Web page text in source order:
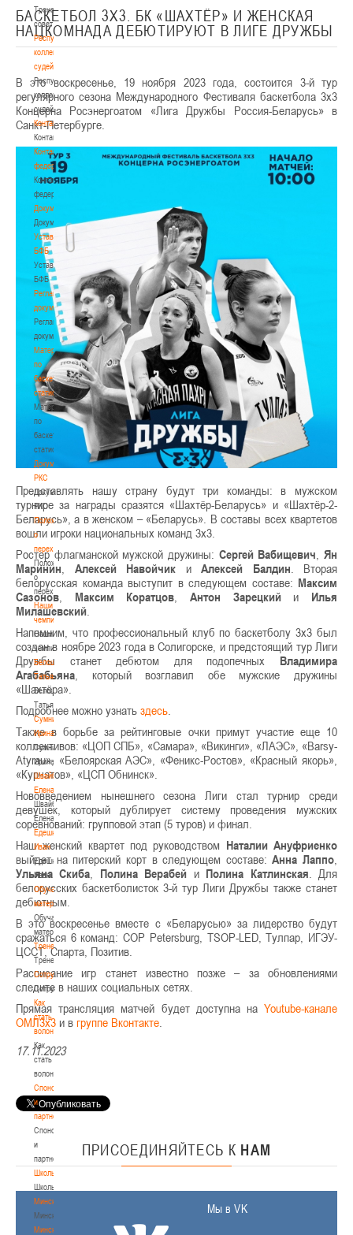
Тренерский
совет
Республиканская
коллегия
судей
Республиканская
коллегия
судей
Контакты
Контакты
Контакты
федерации
Контакты
федерации
Документы
Документы
Устав
БФБ
Устав
БФБ
Регламентирующие
документы
Регламентирующие
документы
Материалы
по
баскетбольной
статистике
Материалы
по
баскетбольной
статистике
Документы
РКС
Документы
РКС
Положение
о
переходах
Положение
о
переходах
Наши
чемпионы
Наши
чемпионы
Белошапко
Татьяна
Белошапко
Татьяна
Сумникова
Ирина
Сумникова
Ирина
Швайбович
Елена
Швайбович
Елена
Едешко
Иван
Едешко
Иван
Обучающие
материалы
Обучающие
материалы
Тренерам
Тренерам
Сотрудничество
Сотрудничество
Как
стать
волонтером
Как
стать
волонтером
Спонсоры
и
партнеры
Спонсоры
и
партнеры
Школы
Школы
Минск
Минск
Минская
БАСКЕТБОЛ 3Х3. БК «ШАХТЁР» И ЖЕНСКАЯ
НАЦКОМНАДА ДЕБЮТИРУЮТ В ЛИГЕ ДРУЖБЫ
В это воскресенье, 19 ноября 2023 года, состоится 3-й тур
регулярного сезона Международного Фестиваля баскетбола 3х3
Концерна Росэнергоатом «Лига Дружбы Россия-Беларусь» в
Санкт-Петербурге.
Представлять нашу страну будут три команды: в мужском
турнире за награды сразятся «Шахтёр-Беларусь» и «Шахтёр-2-
Беларусь», а в женском – «Беларусь». В составы всех квартетов
вошли игроки национальных команд 3х3.
Ростер флагманской мужской дружины: Сергей Вабищевич
Ян
Маринин
Алексей Навойчик и Алексей Балдин . Вторая
белорусская команда выступит в следующем составе: Максим
Сазонов
Максим Коратцов ,Антон Зарецкийи Илья
Милашевский
Напомним, что профессиональный клуб по баскетболу 3х3 был
создан в ноябре 2023 года в Солигорске, и предстоящий тур Лиги
Дружбы станет дебютом для подопечных Владимира
Агабабьяна , который возглавил обе мужские дружины
«Шахтёра».
Подробнее можно узнать здесь
Также в борьбе за рейтинговые очки примут участие еще 10
коллективов: «ЦОП СПБ», «Самара», «Викинги», «ЛАЭС», «Barsy-
Atyrau», «Белоярская АЭС», «Феникс-Ростов», «Красный якорь»,
«Курчатов», «ЦСП Обнинск».
Нововведением нынешнего сезона Лиги стал турнир среди
девушек, который дублирует систему проведения мужских
соревнований: групповой этап (5 туров) и финал.
Наш женский квартет под руководством Наталии Ануфриенко
выйдет на питерский корт в следующем составе:Анна Лаппо
Ульяна Скиба
Полина Верабей и Полина Катлинская . Для
белорусских баскетболисток 3-й тур Лиги Дружбы также станет
дебютным.
В это воскресенье вместе с «Беларусью» за лидерство будут
сражаться 6 команд: COP Petersburg, TSOP-LED, Тулпар, ИГЭУ-
ЦССТ, Спарта, Позитив.
Расписание игр станет известно позже – за обновлениями
следите в наших социальных сетях.
Прямая трансляция матчей будет доступна на Youtube-канале
ОМЛ3х3 и в группе Вконтакте
17.11.2023
ПРИСОЕДИНЯЙТЕСЬ К НАМ
Мы в VK